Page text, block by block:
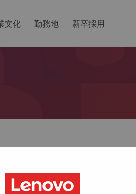
文化 勤務地 新卒採用
then click "Continue".